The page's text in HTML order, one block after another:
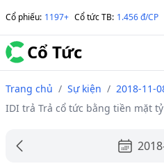
Cổ phiếu: 1197+ Cổ tức TB: 1.456 đ/CP
Cổ Tức
Trang chủ / Sự kiện / 2018-11-
IDI trả Trả cổ tức bằng tiền mặt